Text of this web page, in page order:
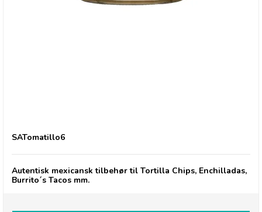
SATomatillo6
Autentisk mexicansk tilbehør til Tortilla Chips, Enchilladas,
Burrito´s Tacos mm.